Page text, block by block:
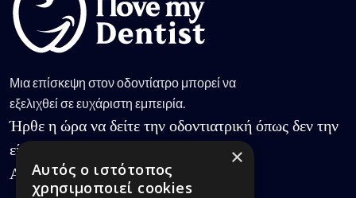
Μια επίσκεψη στον οδοντίατρο μπορεί να
εξελιχθεί σε ευχάριστη εμπειρία.
Ήρθε η ώρα να δείτε την οδοντιατρική όπως δεν την
είχατε γνωρίσει.
Ακολουθήστε μας:
×
Αυτός ο ιστότοπος
χρησιμοποιεί cookies